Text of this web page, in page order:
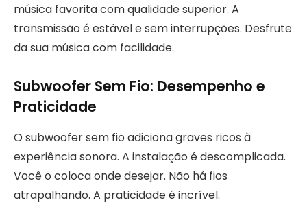
música favorita com qualidade superior. A
transmissão é estável e sem interrupções. Desfrute
da sua música com facilidade.
Subwoofer Sem Fio: Desempenho e
Praticidade
O subwoofer sem fio adiciona graves ricos à
experiência sonora. A instalação é descomplicada.
Você o coloca onde desejar. Não há fios
atrapalhando. A praticidade é incrível.